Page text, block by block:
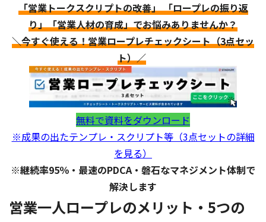
「営業トークスクリプトの改善」 「ロープレの振り返
り」「営業人材の育成」でお悩みありませんか？
＼今すぐ使える！営業ロープレチェックシート（3点セッ
ト）／
無料で資料をダウンロード
※成果の出たテンプレ・スクリプト等（3点セットの詳細
を見る）
※継続率95％・最速のPDCA・磐石なマネジメント体制で
解決します
営業一人ロープレのメリット・5つの